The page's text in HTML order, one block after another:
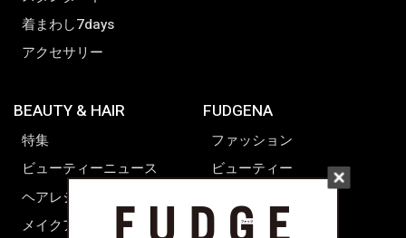
着まわし7days
アクセサリー
BEAUTY & HAIR
特集
ビューティーニュース
ヘアレシピ ストーリーズ
メイクアップティップス
FUDGENA
ファッション
ビューティー
ライフスタイル